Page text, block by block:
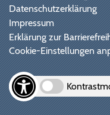
Datenschutzerklärung
Impressum
Erklärung zur
Cookie-Einstellungen